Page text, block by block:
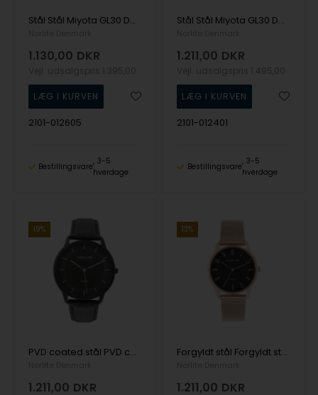
Stål Stål Miyota GL30 Dame ur fra Norlite Denmark, 2101-012605
1.130,00 DKR
2101-012605
Bestillingsvare
3-5
hverdage
Stål Stål Miyota GL30 Dame ur fra Norlite Denmark, 2101-012401
1.211,00 DKR
2101-012401
Bestillingsvare
3-5
hverdage
19%
PVD coated stål PVD coated stål Miyota GL30 Dame ur fra Norlite Denmark, 2101-041101
1.211,00 DKR
13%
Forgyldt stål Forgyldt stål Miyota GL30 Dame ur fra Norlite Denmark, 2101-030922
1.211,00 DKR